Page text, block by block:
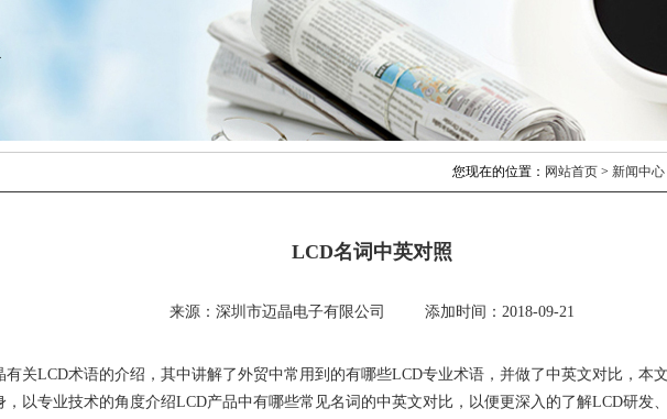
您现在的位置： 网站首页 > 新闻中心
LCD名词中英对照
来源：深圳市迈晶电子有限公司 添加时间：2018-09-21
有关LCD术语的介绍，其中讲解了外贸中常用到的有哪些LCD专业术语，并做了中英文对比，本
，以专业技术的角度介绍LCD产品中有哪些常见名词的中英文对比，以便更深入的了解LCD研发